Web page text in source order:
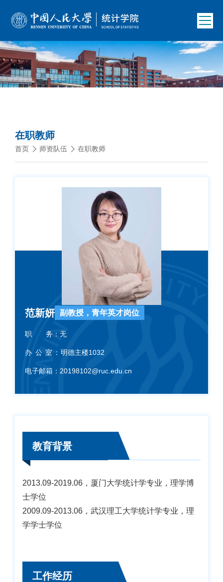
在职教师
首页 师资队伍 在职教师
范新妍 副教授，青年英才岗位
职 务： 无
办 公 室： 明德主楼1032
电子邮箱： 20198102@ruc.edu.cn
教育背景
2013.09-2019.06，厦门大学统计学专业，理学博
士学位
2009.09-2013.06，武汉理工大学统计学专业，理
学学士学位
工作经历